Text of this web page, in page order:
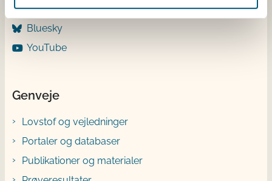
X
Bluesky
YouTube
Genveje
Lovstof og vejledninger
Portaler og databaser
Publikationer og materialer